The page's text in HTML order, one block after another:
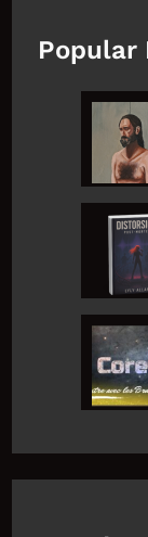
Popular